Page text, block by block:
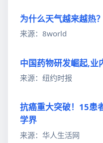
为什么天气越来越热
来源：8world
中国药物研发崛起,业
来源：纽约时报
抗癌重大突破！15患
学界
来源：华人生活网